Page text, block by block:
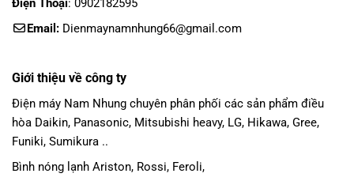
Điện Thoại: 0902182595
Email: Dienmaynamnhung66@gmail.com
Giới thiệu về công ty
Điện máy Nam Nhung chuyên phân phối các sản phẩm điều
hòa Daikin, Panasonic, Mitsubishi heavy, LG, Hikawa, Gree,
Funiki, Sumikura ..
Bình nóng lạnh Ariston, Rossi, Feroli,